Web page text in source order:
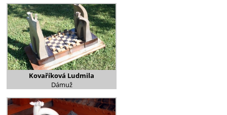
Kovaříková Ludmila
Dámuž